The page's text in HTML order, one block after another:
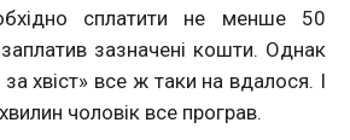
сплатити не менше 50
зазначені кошти. Однак
хвіст» все ж таки на вдалося. І
чоловік все програв.